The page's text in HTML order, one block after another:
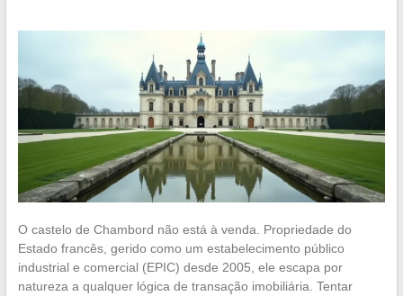
O castelo de Chambord não está à venda. Propriedade do
Estado francês, gerido como um estabelecimento público
industrial e comercial (EPIC) desde 2005, ele escapa por
natureza a qualquer lógica de transação imobiliária. Tentar